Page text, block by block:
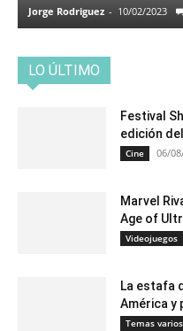
Jorge Rodriguez - 10/02/2023
LO ÚLTIMO
Festival
edición
Cine 06/
Marvel
Age of
Videojuegos
La estafa
América y
Temas varios